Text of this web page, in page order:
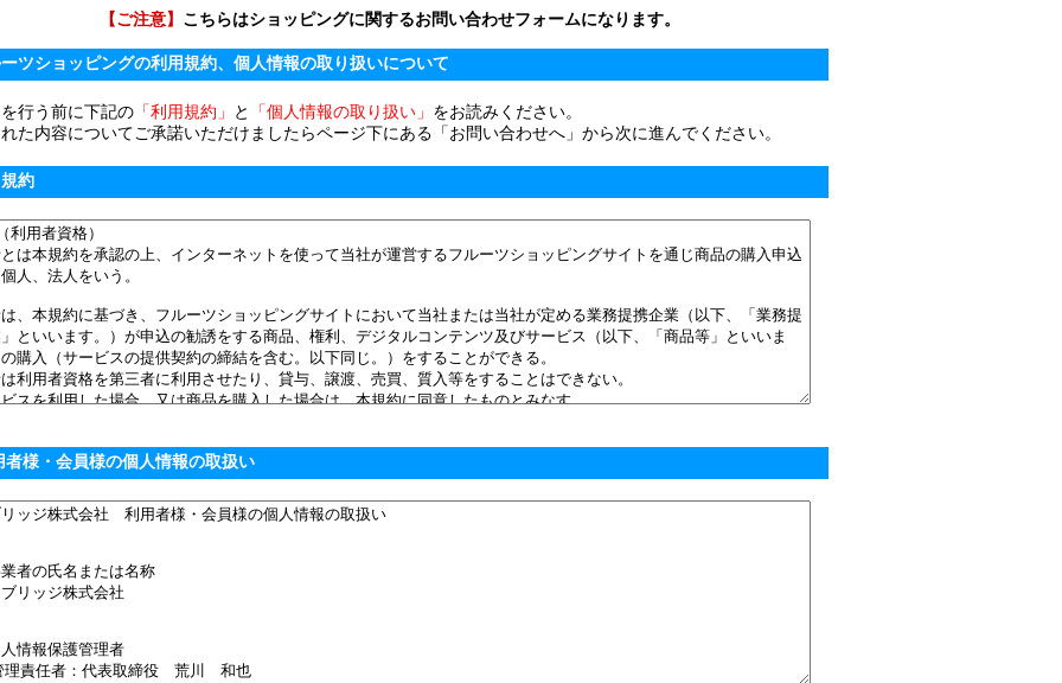
【ご注意】 こちらはショッピングに関するお問い合わせフォームになります。
ツショッピングの利用規約、個人情報の取り扱いについて
行う前に下記の 「利用規約」 と 「個人情報の取り扱い」 をお読みください。
た内容についてご承諾いただけましたらページ下にある「お問い合わせへ」から次に進んでください。
約
様・会員様の個人情報の取扱い